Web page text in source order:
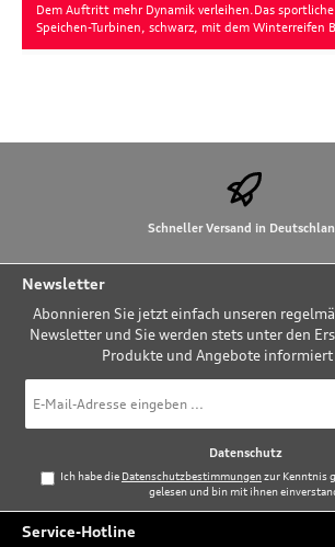
Dem Auftritt mehr Dynamik verleihen.Das
Speichen-Turbinen, schwarz, mit dem Winterreifen
Schneller Versand in
Newsletter
Abonnieren Sie jetzt einfach unseren
Newsletter und Sie werden stets unter den
Produkte und Angebote informiert
Mail-
Adresse
Datenschutz
Ich habe die Datenschutzbestimmungenzur Kenntnis
gelesen und bin mit ihnen
Service-Hotline